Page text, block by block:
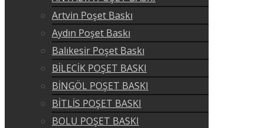
Artvin Poşet Baskı
Aydın Poşet Baskı
Balıkesir Poşet Baskı
BİLECİK POŞET BASKI
BİNGÖL POŞET BASKI
BİTLİS POŞET BASKI
BOLU POŞET BASKI